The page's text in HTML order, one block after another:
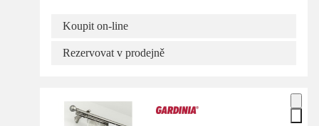
Koupit on-line
Rezervovat v prodejně